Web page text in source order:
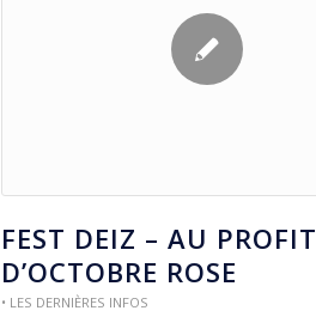
FEST DEIZ – AU PROFIT
D’OCTOBRE ROSE
• LES DERNIÈRES INFOS